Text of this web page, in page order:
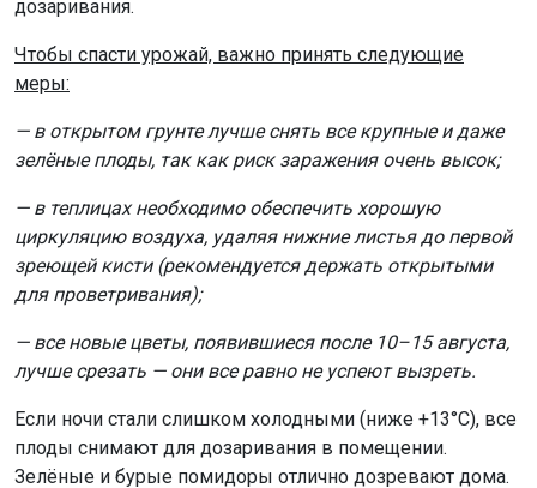
Если ночи стали слишком холодными (ниже +13°C), все
плоды снимают для дозаривания в помещении.
Зелёные и бурые помидоры отлично дозревают дома.
Чтобы ускорить процесс, их можно положить в
бумажный пакет вместе с яблоком или бананом,
созреванию.
Особый календарь для любителей лесных даров
В лесах Новосибирской области действуют
установленные региональные сроки сбора дикоросов,
которые важно соблюдать:
· брусника — сбор разрешен с 15 августа;
· кедровые орехи — сбор можно начинать с 25